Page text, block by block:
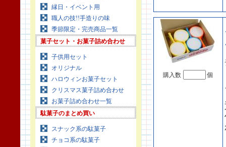
縁日・イベント用
職人の技!!手造りの味
季節限定・完売商品一覧
菓子セット・お菓子詰め合わせ
子供用セット
オリジナル
ハロウィンお菓子セット
クリスマス菓子詰め合わせ
お菓子詰め合わせ一覧
駄菓子のまとめ買い
スナック系の駄菓子
チョコ系の駄菓子
購入数 個